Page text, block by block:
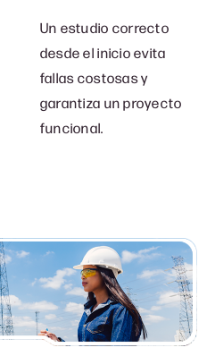
Un estudio correcto
desde el inicio evita
fallas costosas y
garantiza un proyecto
funcional.